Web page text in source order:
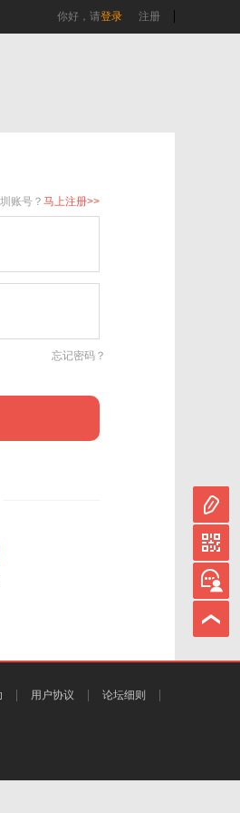
你好，请登录 注册
账号？ 马上注册>>
忘记密码？
用户协议 论坛细则